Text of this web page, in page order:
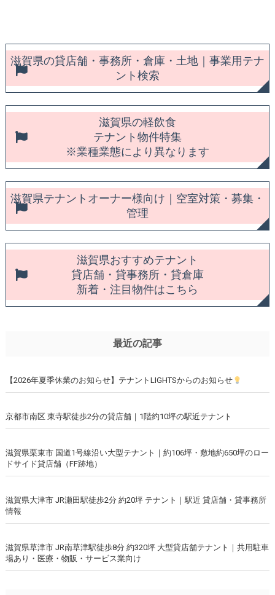
滋賀県の貸店舗・事務所・倉庫・土地｜事業用テナ
ント検索
滋賀県の軽飲食
テナント物件特集
※業種業態により異なります
滋賀県テナントオーナー様向け｜空室対策・募集・
管理
滋賀県おすすめテナント
貸店舗・貸事務所・貸倉庫
新着・注目物件はこちら
最近の記事
【2026年夏季休業のお知らせ】テナントLIGHTSからのお知らせ
京都市南区 東寺駅徒歩2分の貸店舗｜1階約10坪の駅近テナント
滋賀県栗東市 国道1号線沿い大型テナント｜約106坪・敷地約650坪のロー
ドサイド貸店舗（FF跡地）
滋賀県大津市 JR瀬田駅徒歩2分 約20坪 テナント｜駅近 貸店舗・貸事務所
情報
滋賀県草津市 JR南草津駅徒歩8分 約320坪 大型貸店舗テナント｜共用駐車
場あり・医療・物販・サービス業向け